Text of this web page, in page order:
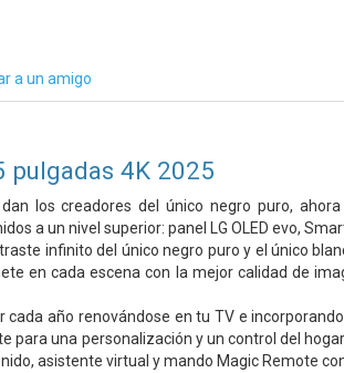
a un amigo
pulgadas 4K 2025
los creadores del único negro puro,
a un nivel superior: panel LG OLED evo,
infinito del único negro puro y el único
en cada escena con la mejor calidad de
año renovándose en tu TV e
para una personalización y un control del
asistente virtual y mando Magic Remote